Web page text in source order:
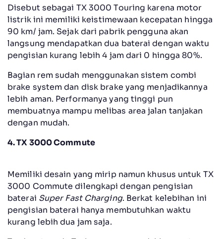
Disebut sebagai TX 3000 Touring karena motor
listrik ini memiliki keistimewaan kecepatan hingga
90 km/ jam. Sejak dari pabrik pengguna akan
langsung mendapatkan dua baterai dengan waktu
pengisian kurang lebih 4 jam dari 0 hingga 80%.
Bagian rem sudah menggunakan sistem combi
brake system dan disk brake yang menjadikannya
lebih aman. Performanya yang tinggi pun
membuatnya mampu melibas area jalan tanjakan
dengan mudah.
4. TX 3000 Commute
Memiliki desain yang mirip namun khusus untuk TX
3000 Commute dilengkapi dengan pengisian
baterai Super Fast Charging. Berkat kelebihan ini
pengisian baterai hanya membutuhkan waktu
kurang lebih dua jam saja.